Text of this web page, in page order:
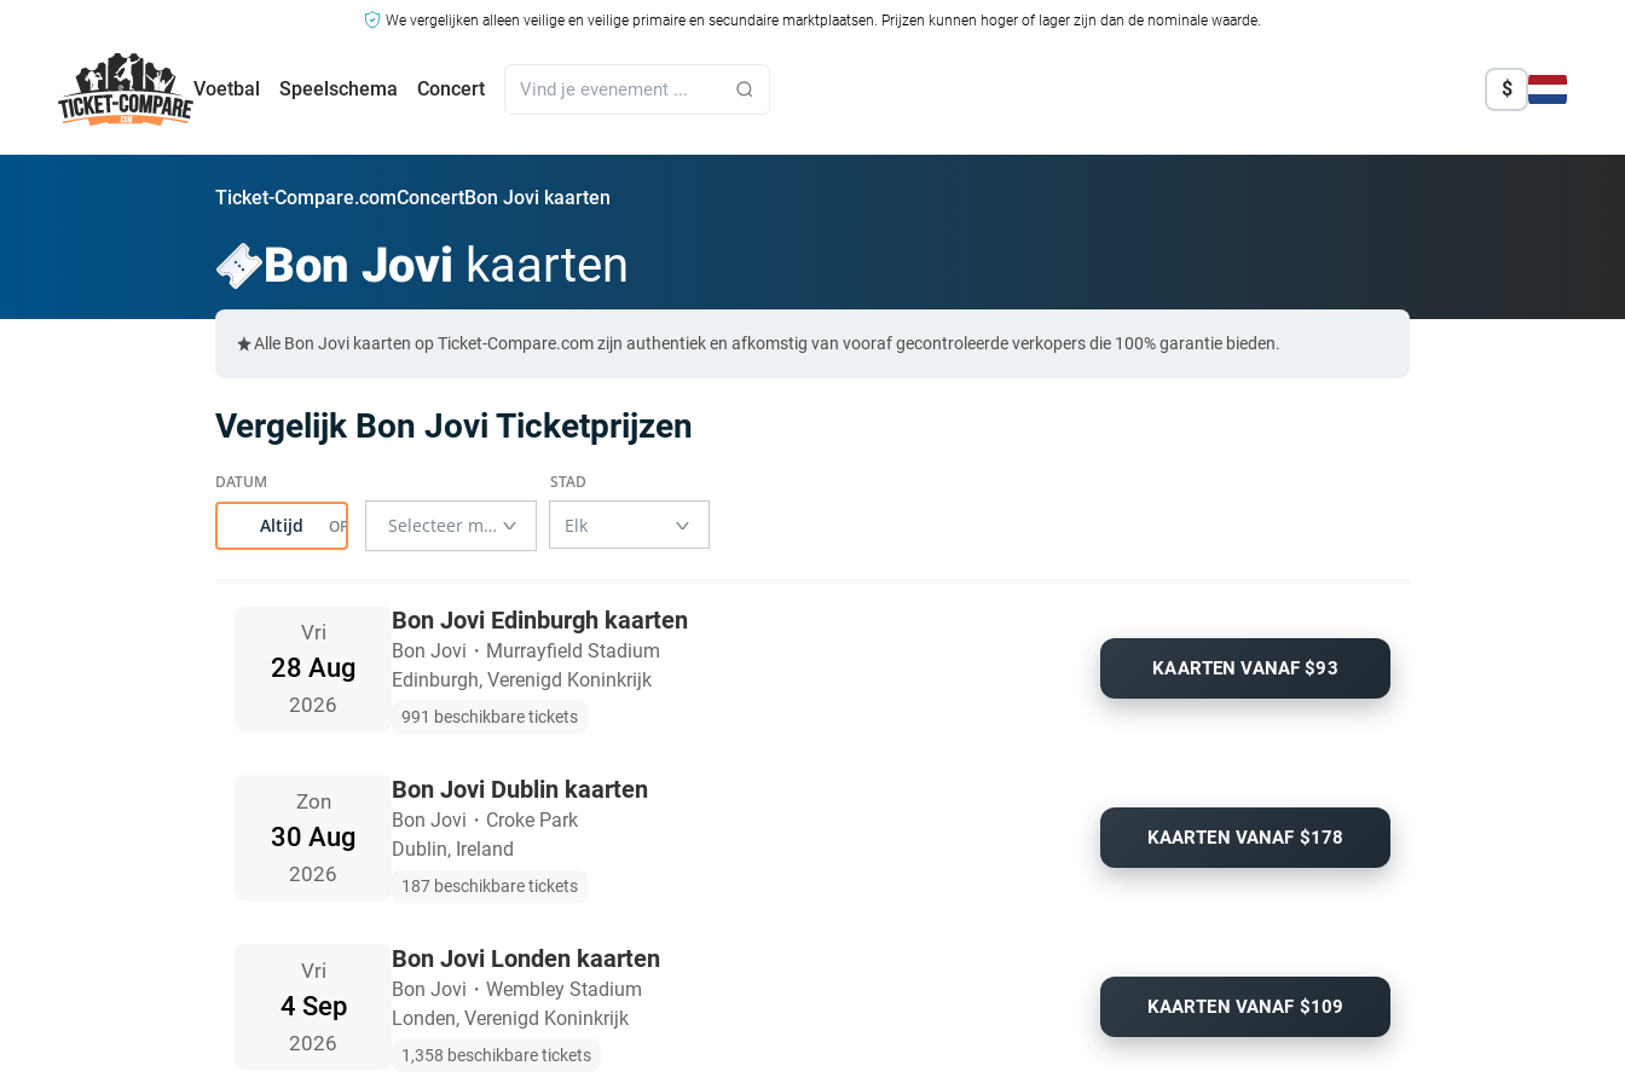
We vergelijken alleen veilige en veilige primaire en secundaire marktplaatsen. Prijzen kunnen hoger of lager zijn dan de nominale waarde.
Voetbal Speelschema Concert $
Ticket-Compare.comConcertBon Jovi kaarten
Bon Jovi kaarten
Alle Bon Jovi kaarten op Ticket-Compare.com zijn authentiek en afkomstig van vooraf gecontroleerde verkopers die 100% garantie bieden.
Vergelijk Bon Jovi Ticketprijzen
Altijd
Vri
28 Aug
2026
Bon Jovi Edinburgh kaarten
Bon Jovi ・ Murrayfield Stadium
Edinburgh, Verenigd Koninkrijk
991 beschikbare tickets
KAARTEN VANAF $93
Zon
30 Aug
2026
Bon Jovi Dublin kaarten
Bon Jovi ・ Croke Park
Dublin, Ireland
187 beschikbare tickets
KAARTEN VANAF $178
Vri
4 Sep
2026
Bon Jovi Londen kaarten
Bon Jovi ・ Wembley Stadium
Londen, Verenigd Koninkrijk
1,358 beschikbare tickets
KAARTEN VANAF $109